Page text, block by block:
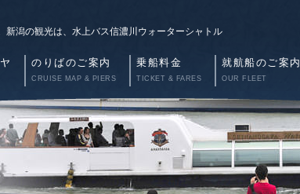
新潟の観光は、水上バス信濃川ウォーターシャトル
のりばのご案内
CRUISE MAP & PIERS
乗船料金
TICKET & FARES
就航船のご案内
OUR FLEET